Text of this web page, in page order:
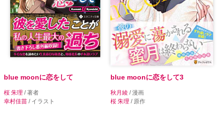
blue moonに恋をして
桜 朱理 / 著者
幸村佳苗 / イラスト
blue moonに恋をして3
秋月綾 / 漫画
桜 朱理 / 原作